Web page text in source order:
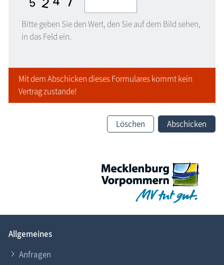
Bitte geben Sie den Wert, den Sie auf dem Bild sehen,
in das Feld ein.
Mit dem Abschicken dieses Formulares kommt kein
Vertrag zustande!
Löschen Abschicken
Allgemeines
Anfragen